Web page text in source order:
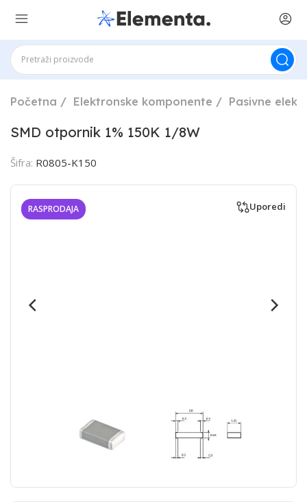
Početna Elektronske komponente Pasivne
SMD otpornik 1% 150K 1/8W
Šifra: R0805-K150
RASPRODAJA Uporedi